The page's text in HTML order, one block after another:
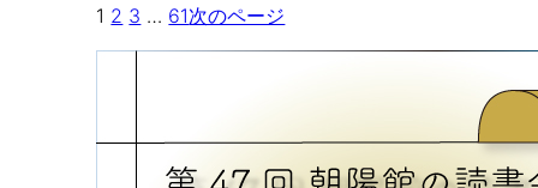
1 2 3 … 61次のページ